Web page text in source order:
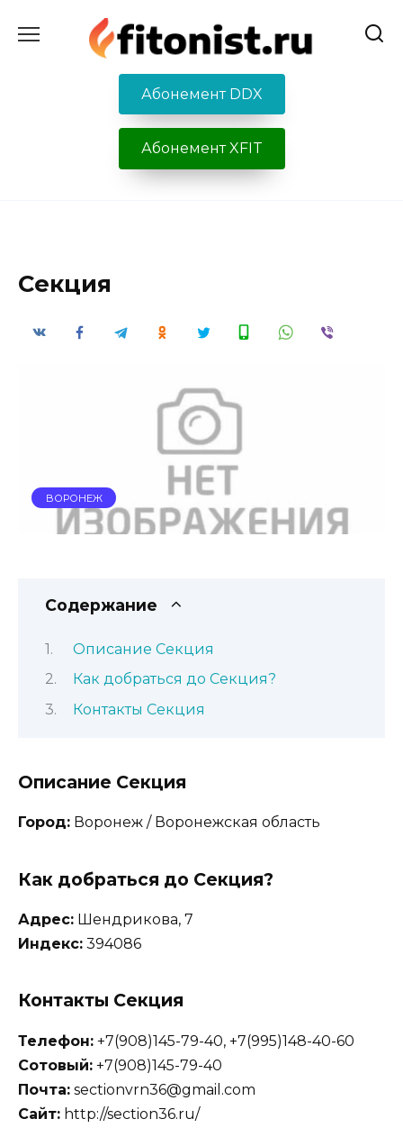
содержанию
Абонемент DDX
Абонемент XFIT
Секция
ВОРОНЕЖ
Содержание
Описание Секция
Как добраться до Секция?
Контакты Секция
Описание Секция
Город: Воронеж / Воронежская область
Как добраться до Секция?
Адрес: Шендрикова, 7
Индекс: 394086
Контакты Секция
Телефон: +7(908)145-79-40, +7(995)148-40-60
Сотовый: +7(908)145-79-40
Почта: sectionvrn36@gmail.com
Сайт: http://section36.ru/